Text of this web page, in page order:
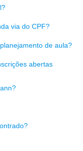
via do CPF?
de aula?
abertas